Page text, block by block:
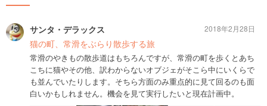
サンタ・デラックス
猫の町、常滑をぶらり散歩する旅
常滑のやきもの散歩道はもちろんですが、常滑の町を歩くとあち
こちに猫やその他、訳わからないオブジェがそこら中にいくらで
も並んでいたりします。そちら方面のみ重点的に見て回るのも面
白いかもしれません。機会を見て実行したいと現在計画中。
2018年2月28日